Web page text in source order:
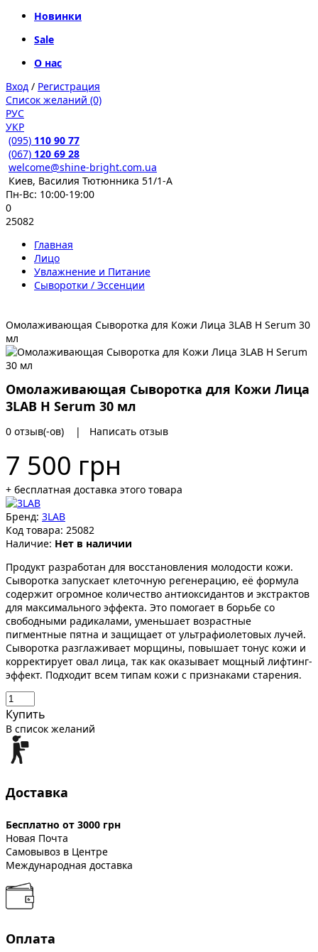
Новинки
Sale
О нас
Вход / Регистрация
Список желаний (0)
РУС
УКР
(095) 110 90 77
(067) 120 69 28
welcome@shine-bright.com.ua
Киев, Василия Тютюнника 51/1-А
Пн-Вс: 10:00-19:00
0
25082
Главная
Лицо
Увлажнение и Питание
Сыворотки / Эссенции
Омолаживающая Сыворотка для Кожи Лица 3LAB H Serum 30
мл
Омолаживающая Сыворотка для Кожи Лица
3LAB H Serum 30 мл
0 отзыв(-ов) | Написать отзыв
7 500 грн
+ бесплатная доставка этого товара
Бренд: 3LAB
Код товара: 25082
Наличие: Нет в наличии
Продукт разработан для восстановления молодости кожи.
Сыворотка запускает клеточную регенерацию, её формула
содержит огромное количество антиоксидантов и экстрактов
для максимального эффекта. Это помогает в борьбе со
свободными радикалами, уменьшает возрастные
пигментные пятна и защищает от ультрафиолетовых лучей.
Сыворотка разглаживает морщины, повышает тонус кожи и
корректирует овал лица, так как оказывает мощный лифтинг-
эффект. Подходит всем типам кожи с признаками старения.
Купить
В список желаний
Доставка
Бесплатно от 3000 грн
Новая Почта
Самовывоз в Центре
Международная доставка
Оплата